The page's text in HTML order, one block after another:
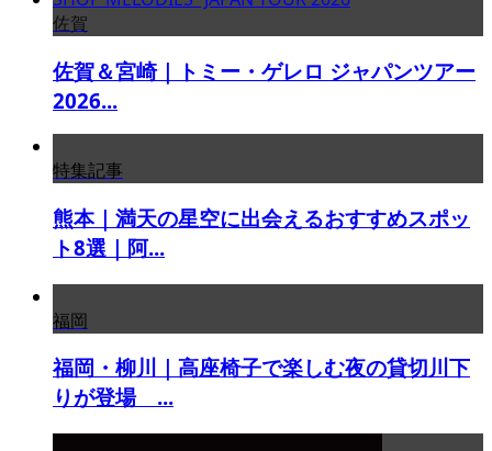
佐賀
佐賀＆宮崎｜トミー・ゲレロ ジャパンツアー
2026...
特集記事
熊本｜満天の星空に出会えるおすすめスポッ
ト8選｜阿...
福岡
福岡・柳川｜高座椅子で楽しむ夜の貸切川下
りが登場 ...